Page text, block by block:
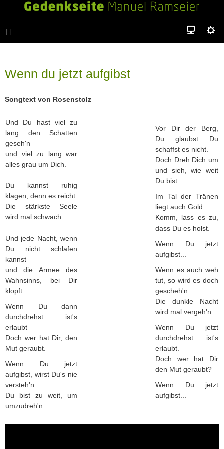
Wenn du jetzt aufgibst
Songtext von Rosenstolz
Und Du hast viel zu
lang den Schatten
geseh'n
und viel zu lang war
alles grau um Dich.
Du kannst ruhig
klagen, denn es reicht.
Die stärkste Seele
wird mal schwach.
Und jede Nacht, wenn
Du nicht schlafen
kannst
und die Armee des
Wahnsinns, bei Dir
klopft.
Wenn Du dann
durchdrehst ist's
erlaubt
Doch wer hat Dir, den
Mut geraubt.
Wenn Du jetzt
aufgibst, wirst Du's nie
versteh'n.
Du bist zu weit, um
umzudreh'n.
Vor Dir der Berg,
Du glaubst Du
schaffst es nicht.
Doch Dreh Dich um
und sieh, wie weit
Du bist.
Im Tal der Tränen
liegt auch Gold.
Komm, lass es zu,
dass Du es holst.
Wenn Du jetzt
aufgibst...
Wenn es auch weh
tut, so wird es doch
gescheh'n.
Die dunkle Nacht
wird mal vergeh'n.
Wenn Du jetzt
durchdrehst ist's
erlaubt.
Doch wer hat Dir
den Mut geraubt?
Wenn Du jetzt
aufgibst...